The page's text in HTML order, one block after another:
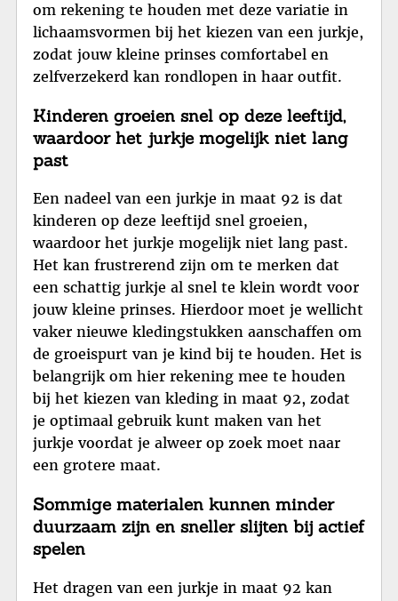
om rekening te houden met deze variatie in
lichaamsvormen bij het kiezen van een jurkje,
zodat jouw kleine prinses comfortabel en
zelfverzekerd kan rondlopen in haar outfit.
Kinderen groeien snel op deze leeftijd,
waardoor het jurkje mogelijk niet lang
past
Een nadeel van een jurkje in maat 92 is dat
kinderen op deze leeftijd snel groeien,
waardoor het jurkje mogelijk niet lang past.
Het kan frustrerend zijn om te merken dat
een schattig jurkje al snel te klein wordt voor
jouw kleine prinses. Hierdoor moet je wellicht
vaker nieuwe kledingstukken aanschaffen om
de groeispurt van je kind bij te houden. Het is
belangrijk om hier rekening mee te houden
bij het kiezen van kleding in maat 92, zodat
je optimaal gebruik kunt maken van het
jurkje voordat je alweer op zoek moet naar
een grotere maat.
Sommige materialen kunnen minder
duurzaam zijn en sneller slijten bij actief
spelen
Het dragen van een jurkje in maat 92 kan